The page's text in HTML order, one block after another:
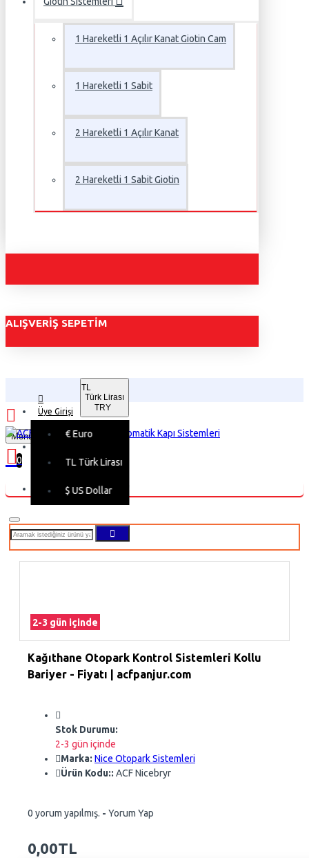
1 Hareketli 1 Açılır Kanat Giotin Cam
1 Hareketli 1 Sabit
2 Hareketli 1 Açılır Kanat
2 Hareketli 1 Sabit Giotin
ALIŞVERIŞ SEPETIM
Üye Girişi
TL
Türk Lirası
TRY
€Euro
TL Türk Lirası
$ US Dollar
Menu
0
Alışveriş sepetiniz boş!
2-3 gün içinde
Kağıthane Otopark Kontrol Sistemleri Kollu
Bariyer - Fiyatı | acfpanjur.com
Stok Durumu:
2-3 gün içinde
Marka: Nice Otopark Sistemleri
Ürün Kodu:: ACF Nicebryr
0 yorum yapılmış. - Yorum Yap
0,00TL